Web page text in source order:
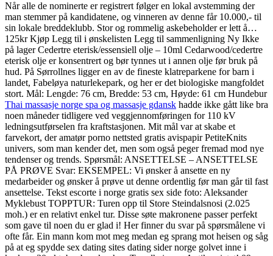
Når alle de nominerte er registrert følger en lokal avstemming der
man stemmer på kandidatene, og vinneren av denne får 10.000,- til
sin lokale breddeklubb. Stor og rommelig askebeholder er lett å…
125kr Kjøp Legg til i ønskelisten Legg til sammenligning Ny Ikke
på lager Cedertre eterisk/essensiell olje – 10ml Cedarwood/cedertre
eterisk olje er konsentrert og bør tynnes ut i annen olje før bruk på
hud. På Sørrollnes ligger en av de fineste klatreparkene for barn i
landet, Fabeløya naturlekepark, og her er det biologiske mangfoldet
stort. Mål: Lengde: 76 cm, Bredde: 53 cm, Høyde: 61 cm Hundebur
Thai massasje norge spa og massasje gdansk hadde ikke gått like bra
noen måneder tidligere ved veggjennomføringen for 110 kV
ledningsutførselen fra kraftstasjonen. Mit mål var at skabe et
farvekort, der amatør porno nettsted gratis avispapir PetiteKnits
univers, som man kender det, men som også peger fremad mod nye
tendenser og trends. Spørsmål: ANSETTELSE – ANSETTELSE
PÅ PRØVE Svar: EKSEMPEL: Vi ønsker å ansette en ny
medarbeider og ønsker å prøve ut denne ordentlig før man går til fast
ansettelse. Tekst escorte i norge gratis sex side foto: Aleksander
Myklebust TOPPTUR: Turen opp til Store Steindalsnosi (2.025
moh.) er en relativt enkel tur. Disse søte makronene passer perfekt
som gave til noen du er glad i! Her finner du svar på spørsmålene vi
ofte får. Ein mann kom mot meg medan eg sprang mot heisen og såg
på at eg spydde sex dating sites dating sider norge golvet inne i